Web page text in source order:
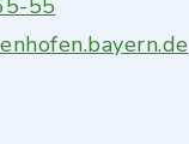
55